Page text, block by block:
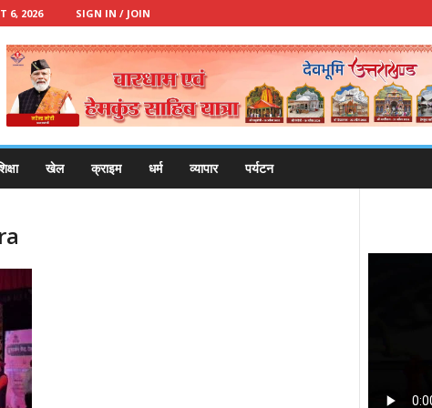
6, 2026 SIGN IN / JOIN
खेल क्राइम धर्म व्यापार पर्यटन